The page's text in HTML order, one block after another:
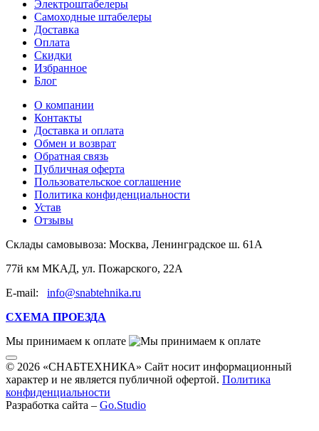
Электроштабелеры
Самоходные штабелеры
Доставка
Оплата
Скидки
Избранное
Блог
О компании
Контакты
Доставка и оплата
Обмен и возврат
Обратная связь
Публичная оферта
Пользовательское соглашение
Политика конфиденциальности
Устав
Отзывы
Склады самовывоза: Москва, Ленинградское ш. 61А
77й км МКАД, ул. Пожарского, 22А
E-mail: info@snabtehnika.ru
СХЕМА ПРОЕЗДА
Мы принимаем к оплате
© 2026 «СНАБТЕХНИКА» Сайт носит информационный
характер и не является публичной офертой. Политика
конфиденциальности
Разработка сайта – Go.Studio